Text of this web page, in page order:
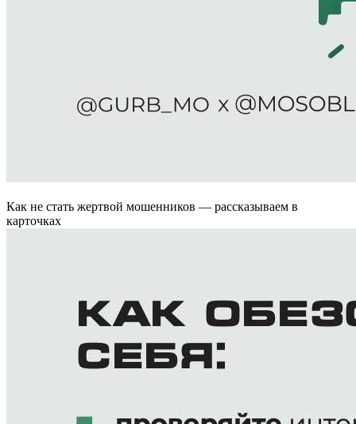
Как не стать жертвой мошенников — рассказываем в
карточках